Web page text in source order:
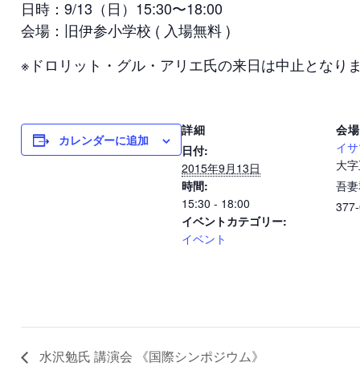
日時：9/13（日）15:30〜18:00
会場：旧伊参小学校 ( 入場無料 )
※ドロリット・グル・アリエ氏の来日は中止となり
カレンダーに追加
詳細
日付:
2015年9月13日
時間:
15:30 - 18:00
イベントカテゴリー:
イベント
会場
イ
大
吾
水沢勉氏 講演会 《国際シンポジウム》